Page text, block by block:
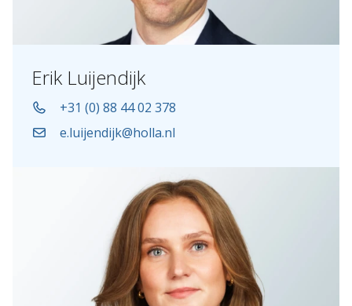
Erik Luijendijk
+31 (0) 88 44 02 378
e.luijendijk@holla.nl